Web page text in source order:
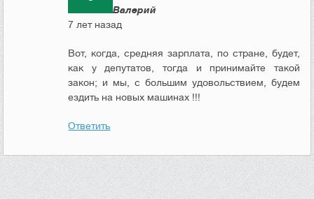
Валерий
7 лет назад
Вот, когда, средняя зарплата, по стране, будет,
как у депутатов, тогда и принимайте такой
закон; и мы, с большим удовольствием, будем
ездить на новых машинах !!!
Ответить